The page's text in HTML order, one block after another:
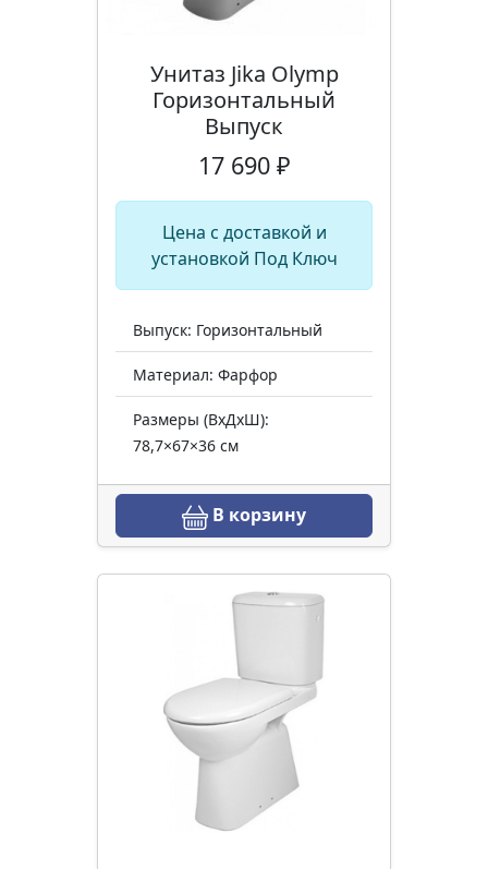
Унитаз Jika Olymp
Горизонтальный
Выпуск
17 690 ₽
Цена с доставкой и
установкой Под Ключ
Выпуск: Горизонтальный
Материал: Фарфор
Размеры (ВхДхШ):
78,7×67×36 см
В корзину